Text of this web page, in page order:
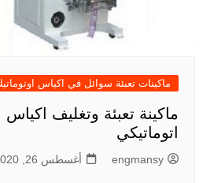
ماكينات تعبئة سوائل في اكياس
ماكينة تعبئة وتغليف
اتوماتيكي
engmansy أغسطس 26, 2020